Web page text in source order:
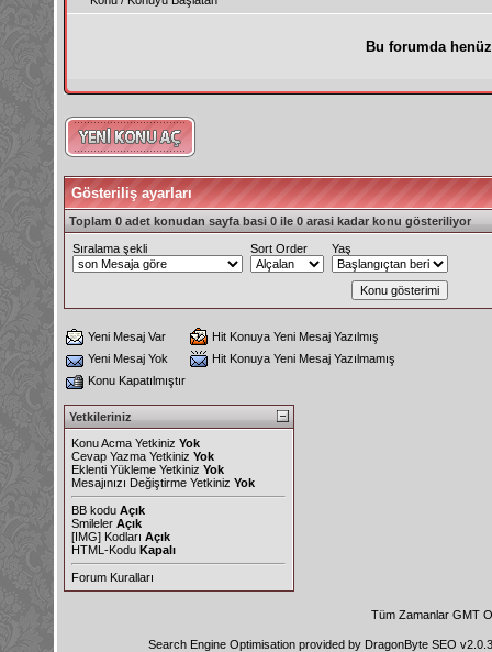
Bu forumda
Gösteriliş ayarları
Toplam 0 adet konudan sayfa basi 0 ile 0 arasi kadar konu gösteriliyor
Sıralama şekli Sort Order Yaş
Yeni Mesaj Var
Hit Konuya Yeni Mesaj Yazılmış
Yeni Mesaj Yok
Hit Konuya Yeni Mesaj Yazılmamış
Konu Kapatılmıştır
Yetkileriniz
Konu Acma Yetkiniz Yok
Cevap Yazma Yetkiniz Yok
Eklenti Yükleme Yetkiniz Yok
Mesajınızı Değiştirme Yetkiniz Yok
BB kodu Açık
Smileler Açık
[IMG] Kodları Açık
HTML-Kodu Kapalı
Forum Kuralları
Tüm Zamanlar GMT
Search Engine Optimisation provided by DragonByte SEO